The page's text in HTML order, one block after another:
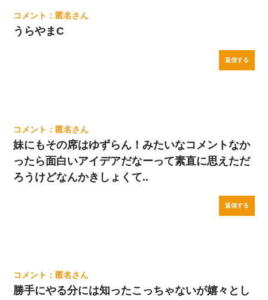
匿名
うらやまC
返信する
匿名
妹にもその席はゆずらん！みたいなコメントなか
ったら面白いアイデアだなーって素直に思えただ
ろうけどなんかきしょくて..
返信する
匿名
勝手にやる分には知ったこっちゃないが嬉々とし